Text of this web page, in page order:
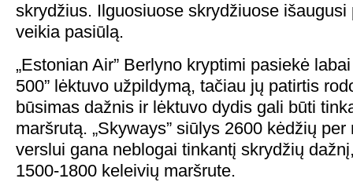
skrydžius. Ilguosiuose skrydžiuose išaugusi
veikia pasiūlą.
„Estonian Air” Berlyno kryptimi pasiekė
500” lėktuvo užpildymą, tačiau jų patirtis
būsimas dažnis ir lėktuvo dydis gali būti
maršrutą. „Skyways” siūlys 2600 kėdžių per
verslui gana neblogai tinkantį skrydžių
1500-1800 keleivių maršrute.